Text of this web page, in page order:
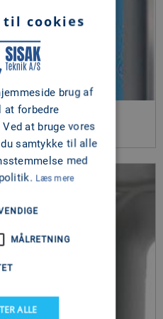
til cookies
brug af
forbedre
at bruge vores
samtykke til alle
med
Læs mere
MÅLRETNING
ALLE